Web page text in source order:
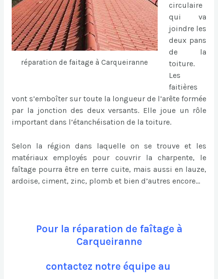
réparation de faitage à Carqueiranne
circulaire
qui va
joindre les
deux pans
de la
toiture.
Les
faitières
vont s’emboîter sur toute la longueur de l’arête formée
par la jonction des deux versants. Elle joue un rôle
important dans l’étanchéisation de la toiture.
Selon la région dans laquelle on se trouve et les
matériaux employés pour couvrir la charpente, le
faîtage pourra être en terre cuite, mais aussi en lauze,
ardoise, ciment, zinc, plomb et bien d’autres encore…
Pour la réparation de faîtage à
Carqueiranne
contactez notre équipe au